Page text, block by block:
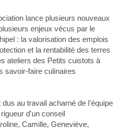
lance plusieurs nouveaux
enjeux vécus par le
: la valorisation des emplois
et la rentabilité des terres
ateliers des Petits cuistots à
savoir-faire culinaires
au travail acharné de l'équipe
d'un conseil
Camille, Geneviève,